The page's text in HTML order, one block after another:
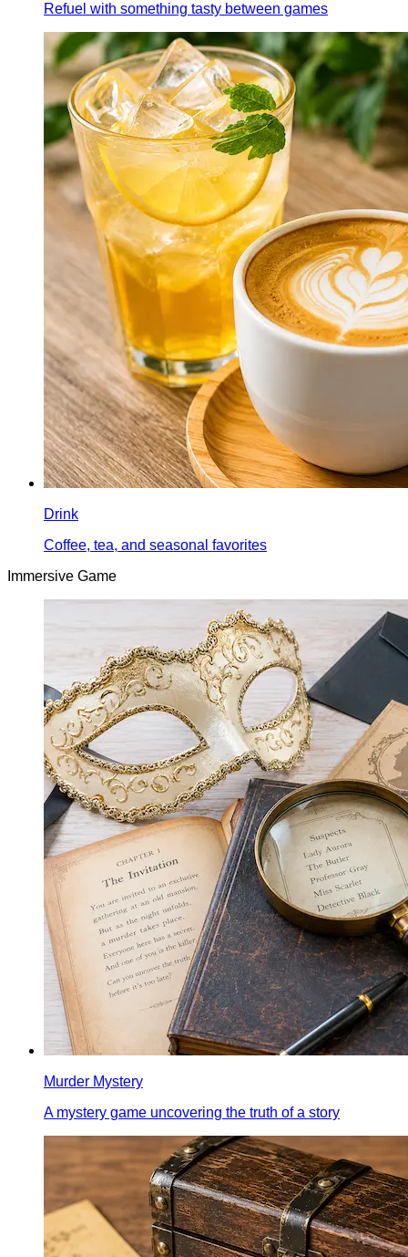
Refuel with something tasty between games
Drink
Coffee, tea, and seasonal favorites
Immersive Game
Murder Mystery
A mystery game uncovering the truth of a story